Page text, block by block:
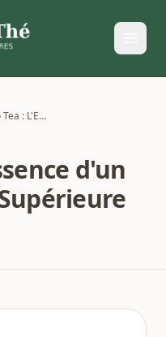
Chado Tea : L'Essence d'un Thé de Qualité Supérieure
d'un